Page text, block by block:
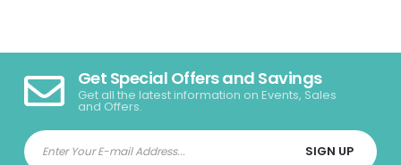
Get Special Offers and Savings
Get all the latest information on Events, Sales
and Offers.